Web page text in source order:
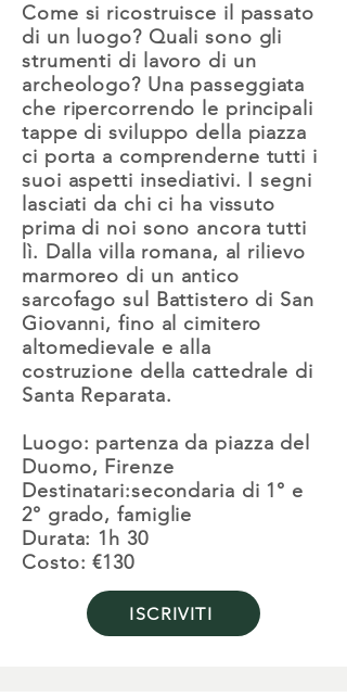
Come si ricostruisce il passato
di un luogo? Quali sono gli
strumenti di lavoro di un
archeologo? Una passeggiata
che ripercorrendo le principali
tappe di sviluppo della piazza
ci porta a comprenderne tutti i
suoi aspetti insediativi. I segni
lasciati da chi ci ha vissuto
prima di noi sono ancora tutti
lì. Dalla villa romana, al rilievo
marmoreo di un antico
sarcofago sul Battistero di San
Giovanni, fino al cimitero
altomedievale e alla
costruzione della cattedrale di
Santa Reparata.
Luogo: partenza da piazza del
Duomo, Firenze
Destinatari:secondaria di 1° e
2° grado, famiglie
Durata: 1h 30
Costo: €130
ISCRIVITI